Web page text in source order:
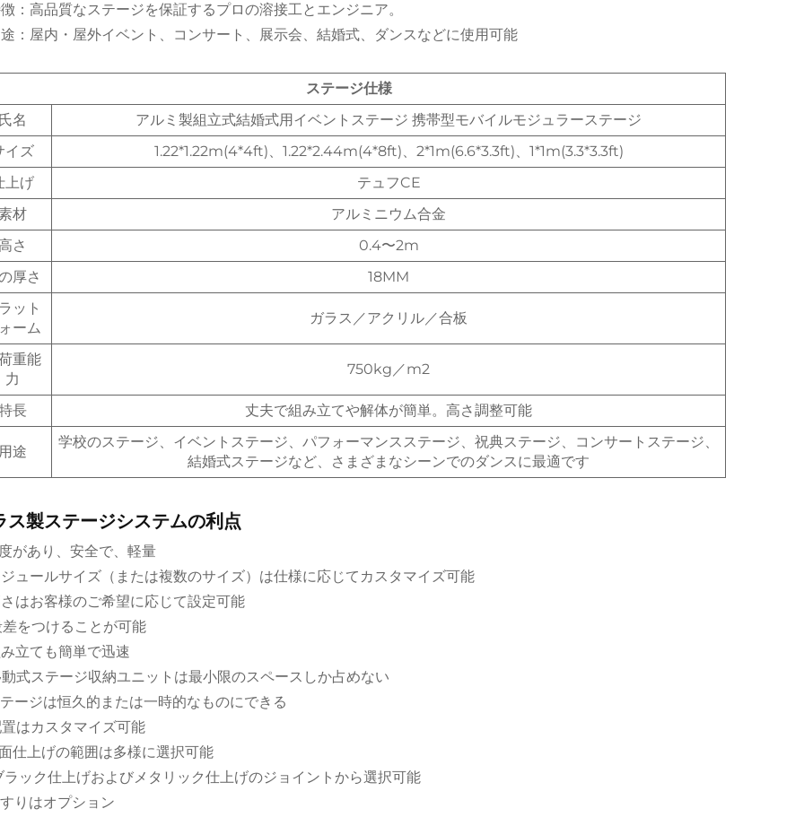
：高品質なステージを保証するプロの溶接工とエンジニア。
：屋内・屋外イベント、コンサート、展示会、結婚式、ダンスなどに使用可能
ステージ仕様
氏名
アルミ製組立式結婚式用イベントステージ 携帯型モバイルモジュラーステージ
イズ
1.22*1.22m(4*4ft)、1.22*2.44m(4*8ft)、2*1m(6.6*3.3ft)、1*1m(3.3*3.3ft)
上げ
テュフCE
材
アルミニウム合金
さ
0.4〜2m
厚さ
18MM
ット
ーム
ガラス／アクリル／合板
重能
力
750kg／m2
長 丈夫で組み立てや解体が簡単。高さ調整可能
用途
学校のステージ、イベントステージ、パフォーマンスステージ、祝典ステージ、コンサートステージ、
結婚式ステージなど、さまざまなシーンでのダンスに最適です
ス製ステージシステムの利点
があり、安全で、軽量
ュールサイズ（または複数のサイズ）は仕様に応じてカスタマイズ可能
はお客様のご希望に応じて設定可能
をつけることが可能
立ても簡単で迅速
式ステージ収納ユニットは最小限のスペースしか占めない
ージは恒久的または一時的なものにできる
はカスタマイズ可能
仕上げの範囲は多様に選択可能
ラック仕上げおよびメタリック仕上げのジョイントから選択可能
すりはオプション